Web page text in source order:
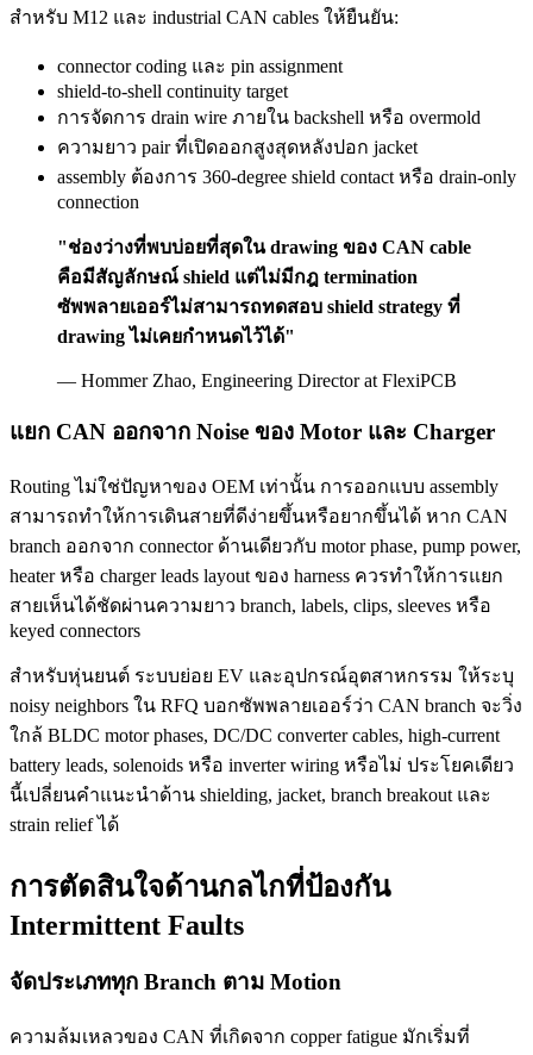
สำหรับ M12 และ industrial CAN cables ให้ยืนยัน:
connector coding และ pin assignment
shield-to-shell continuity target
การจัดการ drain wire ภายใน backshell หรือ overmold
ความยาว pair ที่เปิดออกสูงสุดหลังปอก jacket
assembly ต้องการ 360-degree shield contact หรือ drain-only
connection
"ช่องว่างที่พบบ่อยที่สุดใน drawing ของ CAN cable
คือมีสัญลักษณ์ shield แต่ไม่มีกฎ termination
ซัพพลายเออร์ไม่สามารถทดสอบ shield strategy ที่
drawing ไม่เคยกำหนดไว้ได้"
— Hommer Zhao, Engineering Director at FlexiPCB
แยก CAN ออกจาก Noise ของ Motor และ Charger
Routing ไม่ใช่ปัญหาของ OEM เท่านั้น การออกแบบ assembly
สามารถทำให้การเดินสายที่ดีง่ายขึ้นหรือยากขึ้นได้ หาก CAN
branch ออกจาก connector ด้านเดียวกับ motor phase, pump power,
heater หรือ charger leads layout ของ harness ควรทำให้การแยก
สายเห็นได้ชัดผ่านความยาว branch, labels, clips, sleeves หรือ
keyed connectors
สำหรับหุ่นยนต์ ระบบย่อย EV และอุปกรณ์อุตสาหกรรม ให้ระบุ
noisy neighbors ใน RFQ บอกซัพพลายเออร์ว่า CAN branch จะวิ่ง
ใกล้ BLDC motor phases, DC/DC converter cables, high-current
battery leads, solenoids หรือ inverter wiring หรือไม่ ประโยคเดียว
นี้เปลี่ยนคำแนะนำด้าน shielding, jacket, branch breakout และ
strain relief ได้
การตัดสินใจด้านกลไกที่ป้องกัน
Intermittent Faults
จัดประเภททุก Branch ตาม Motion
ความล้มเหลวของ CAN ที่เกิดจาก copper fatigue มักเริ่มที่